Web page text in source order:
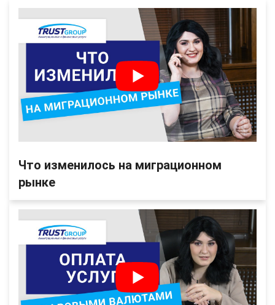
Что изменилось на миграционном
рынке